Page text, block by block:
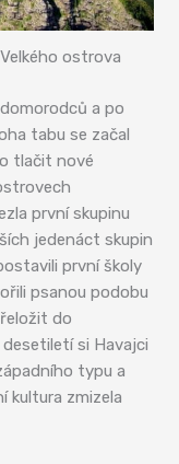
ostrova
a po
tabu se začal
tlačit nové
první skupinu
jedenáct skupin
první školy
psanou podobu
do
si Havajci
typu a
kultura zmizela